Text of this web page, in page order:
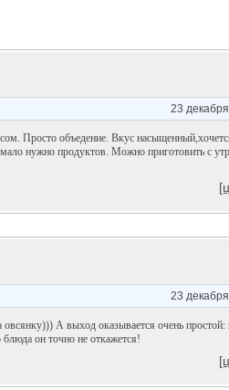
23
Просто объедение. Вкус
нужно продуктов. Можно приготовить с
23
А выход оказывается очень простой:
он точно не откажется!